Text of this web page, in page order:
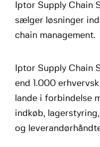
Iptor Supply Chain
sælger løsninger
chain management.
Iptor Supply Chain
end 1.000
lande i forbindelse
indkøb,
og